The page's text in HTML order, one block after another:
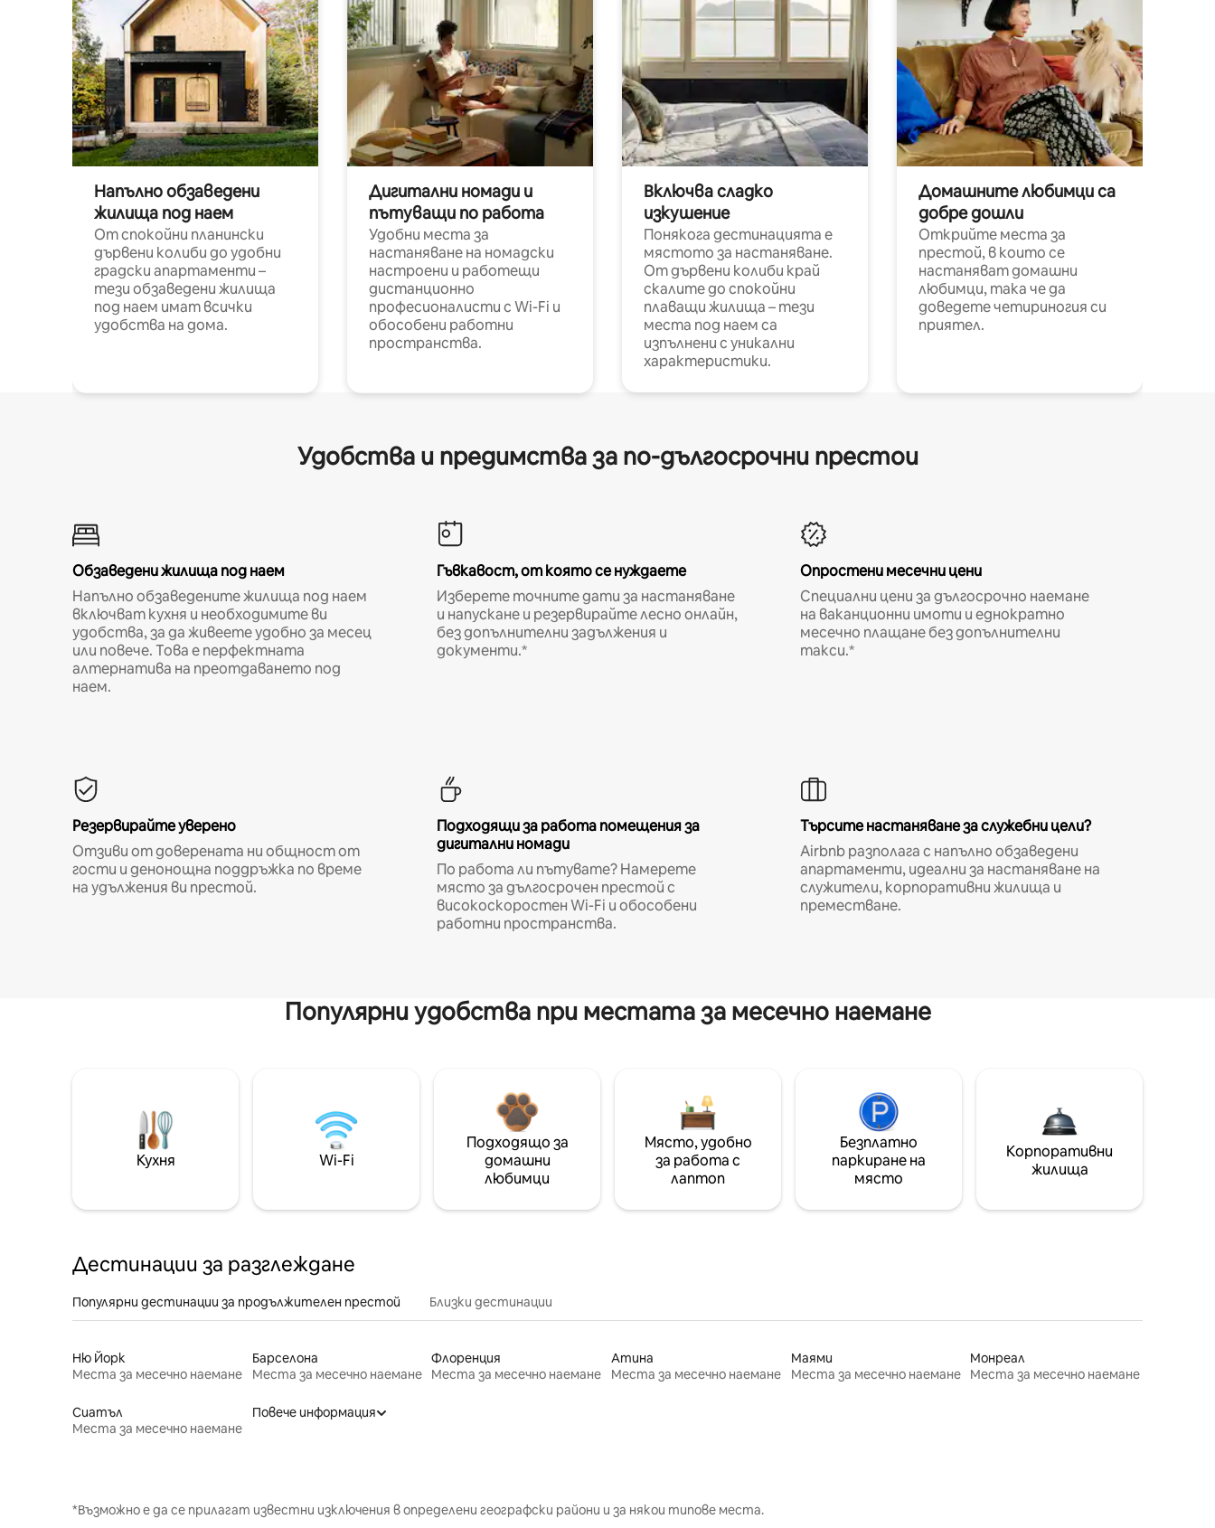
Напълно обзаведени
жилища под наем
От спокойни планински
дървени колиби до удобни
градски апартаменти –
тези обзаведени жилища
под наем имат всички
удобства на дома.
Дигитални номади и
пътуващи по работа
Удобни места за
настаняване на номадски
настроени и работещи
дистанционно
професионалисти с Wi-Fi и
обособени работни
пространства.
Включва сладко
изкушение
Понякога дестинацията е
мястото за настаняване.
От дървени колиби край
скалите до спокойни
плаващи жилища – тези
места под наем са
изпълнени с уникални
характеристики.
Домашните любимци са
добре дошли
Открийте места за
престой, в които се
настаняват домашни
любимци, така че да
доведете четириногия си
приятел.
Удобства и предимства за по-дългосрочни престои
Обзаведени жилища под наем
Напълно обзаведените жилища под наем
включват кухня и необходимите ви
удобства, за да живеете удобно за месец
или повече. Това е перфектната
алтернатива на преотдаването под
наем.
Гъвкавост, от която се нуждаете
Изберете точните дати за настаняване
и напускане и резервирайте лесно онлайн,
без допълнителни задължения и
документи.*
Опростени месечни цени
Специални цени за дългосрочно наемане
на ваканционни имоти и еднократно
месечно плащане без допълнителни
такси.*
Резервирайте уверено
Отзиви от доверената ни общност от
гости и денонощна поддръжка по време
на удължения ви престой.
Подходящи за работа помещения за
дигитални номади
По работа ли пътувате? Намерете
място за дългосрочен престой с
високоскоростен Wi-Fi и обособени
работни пространства.
Търсите настаняване за служебни цели?
Airbnb разполага с напълно обзаведени
апартаменти, идеални за настаняване на
служители, корпоративни жилища и
преместване.
Популярни удобства при местата за месечно наемане
Кухня Wi-Fi
Подходящо за
домашни
любимци
Място, удобно
за работа с
лаптоп
Безплатно
паркиране на
място
Корпоративни
жилища
Дестинации за разглеждане
Популярни дестинации за продължителен престой Близки дестинации
Ню Йорк
Места за месечно наемане
Барселона
Места за месечно наемане
Флоренция
Места за месечно наемане
Атина
Места за месечно наемане
Маями
Места за месечно наемане
Монреал
Места за месечно наемане
Сиатъл
Места за месечно наемане
Повече информация
*Възможно е да се прилагат известни изключения в определени географски райони и за някои типове места.